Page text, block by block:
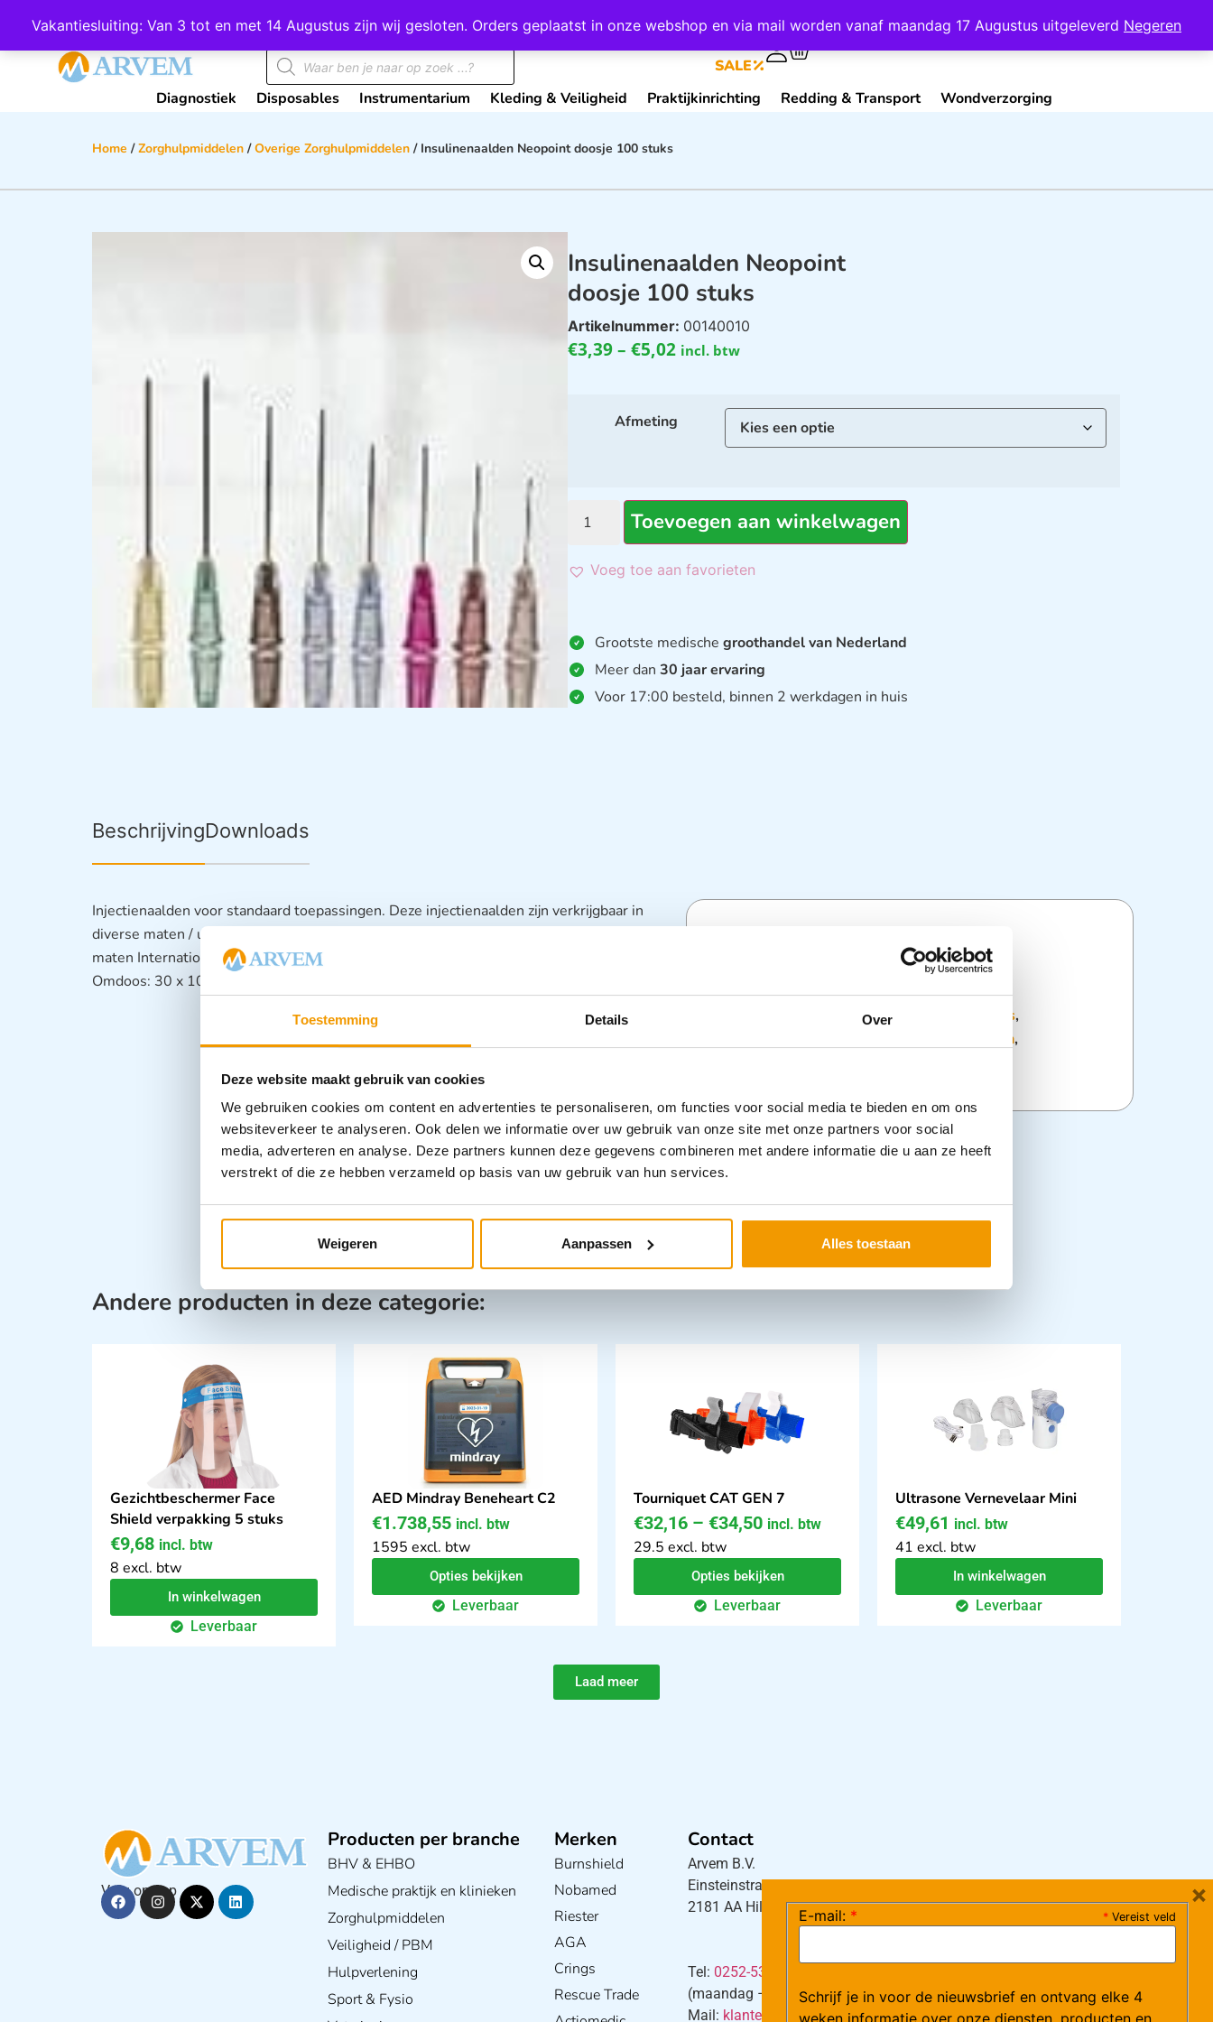
Toestemming Details Over
Deze website maakt gebruik van cookies
We gebruiken cookies om content en advertenties te personaliseren, om functies voor social media te bieden en om ons
websiteverkeer te analyseren. Ook delen we informatie over uw gebruik van onze site met onze partners voor social
media, adverteren en analyse. Deze partners kunnen deze gegevens combineren met andere informatie die u aan ze heeft
verstrekt of die ze hebben verzameld op basis van uw gebruik van hun services.
Weigeren Aanpassen Alles toestaan
Vakantiesluiting: Van 3 tot en met 14 Augustus zijn wij gesloten. Orders geplaatst in onze webshop en via mail worden vanaf maandag 17 Augustus uitgeleverd Negeren
Wij scoren een 4,8 op Google Mijn Account Contact
SALE
Diagnostiek Disposables Instrumentarium Kleding & Veiligheid Praktijkinrichting Redding & Transport Wondverzorging
Home /Zorghulpmiddelen /Overige Zorghulpmiddelen / Insulinenaalden Neopoint doosje 100 stuks
Insulinenaalden Neopoint
doosje 100 stuks
Artikelnummer: 00140010
€3,39– €5,02 incl. btw
Afmeting
Toevoegen aan winkelwagen
Voeg toe aan favorieten
Grootste medischegroothandel van Nederland
Meer dan30 jaar ervaring
Voor 17:00 besteld, binnen 2 werkdagen in huis
BeschrijvingDownloads
Injectienaalden voor standaard toepassingen. Deze injectienaalden zijn verkrijgbaar in
diverse maten / uitvoeringen ( dikte en slijping van de naaldpunt) Leverbaar in diverse
maten Internationale kleurcodering Zeer nauwkeurige geproduceerd Doosje 100 stuks
Omdoos: 30 x 100 stuks
Disposables Injectie en infuus,
Overige Zorghulpmiddelen,
Andere producten in deze categorie:
Gezichtbeschermer Face
Shield verpakking 5 stuks
€9,68 incl. btw
8 excl. btw
In winkelwagen
Leverbaar
AED Mindray Beneheart C2
€1.738,55 incl. btw
1595 excl. btw
Opties bekijken
Leverbaar
Tourniquet CAT GEN 7
€32,16 – €34,50 incl. btw
29.5 excl. btw
Opties bekijken
Leverbaar
Ultrasone Vernevelaar Mini
€49,61 incl. btw
41 excl. btw
In winkelwagen
Leverbaar
Laad meer
Volg ons op
Producten per branche
BHV & EHBO
Medische praktijk en klinieken
Zorghulpmiddelen
Veiligheid / PBM
Hulpverlening
Sport & Fysio
Merken
Burnshield
Nobamed
Riester
AGA
Crings
Rescue Trade
Contact
Arvem B.V.
Einsteinstraat 5
2181 AA Hillegom
Tel: 0252-533256
(maandag – donderdag 08:30-17:15 uur / vrijdag 08:30-16:00 uur)
Mail: klantenservice@arvem.nl
* Vereist veld
E-mail: *
Schrijf je in voor de nieuwsbrief en ontvang elke 4
weken informatie over onze diensten, producten en
×